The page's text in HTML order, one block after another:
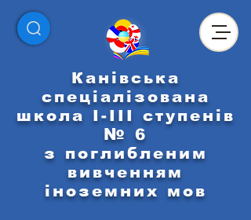
Канівська
спеціалізована
школа І-ІІІ ступенів
№ 6
з поглибленим
вивченням
іноземних мов